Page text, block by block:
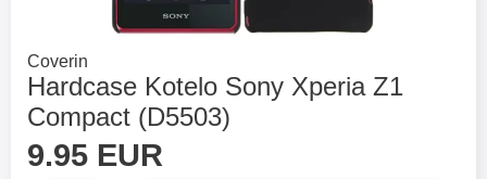
Mene tuotemerkkisivulle
Coverin
Hardcase Kotelo Sony Xperia Z1
Compact (D5503)
Osta tämä tuote, Hardcase Kotelo Sony Xperia Z1
hinta
9.95 EUR